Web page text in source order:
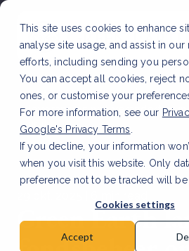
This site uses cookies to enhance
analyse site usage, and assist in our
efforts, including sending you
You can accept all cookies, reject
ones, or customise your
For more information, see our
Google's Privacy Terms
If you decline, your information
when you visit this website. Only
preference not to be tracked will be
Cookies settings
Accept
LAATSTE ARTIKEL
CSRD
leverancier: wat verandert er in
artikel
Green Earth